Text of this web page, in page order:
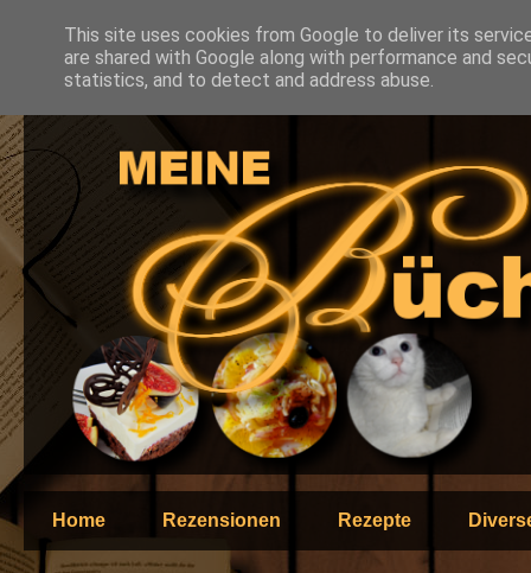
Home Rezensionen Rezepte
This site uses cookies from Google to deliver its
are shared with Google along with performance and
statistics, and to detect and address abuse.